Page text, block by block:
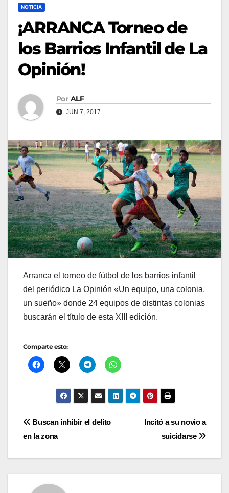
NOTICIA
¡ARRANCA Torneo de
los Barrios Infantil de La
Opinión!
Por ALF
JUN 7, 2017
Arranca el torneo de fútbol de los barrios infantil
del periódico La Opinión «Un equipo, una colonia,
un sueño» donde 24 equipos de distintas colonias
buscarán el título de esta XIII edición.
Comparte esto:
Navegación
Incitó a su novio a
suicidarse
Buscan inhibir el delito
en la zona